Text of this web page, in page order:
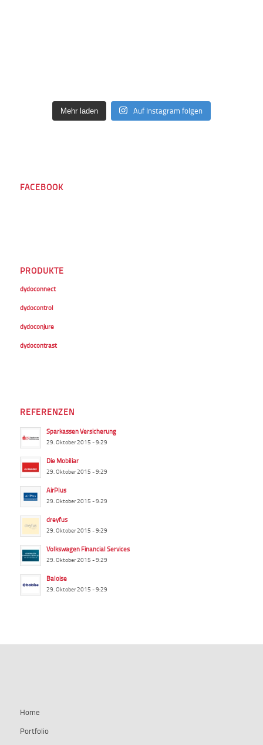
Mehr laden Auf Instagram folgen
FACEBOOK
PRODUKTE
dydoconnect
dydocontrol
dydoconjure
dydocontrast
REFERENZEN
Sparkassen Versicherung
29. Oktober 2015 - 9:29
Die Mobiliar
29. Oktober 2015 - 9:29
AirPlus
29. Oktober 2015 - 9:29
dreyfus
29. Oktober 2015 - 9:29
Volkswagen Financial Services
29. Oktober 2015 - 9:29
Baloise
29. Oktober 2015 - 9:29
Home
Portfolio